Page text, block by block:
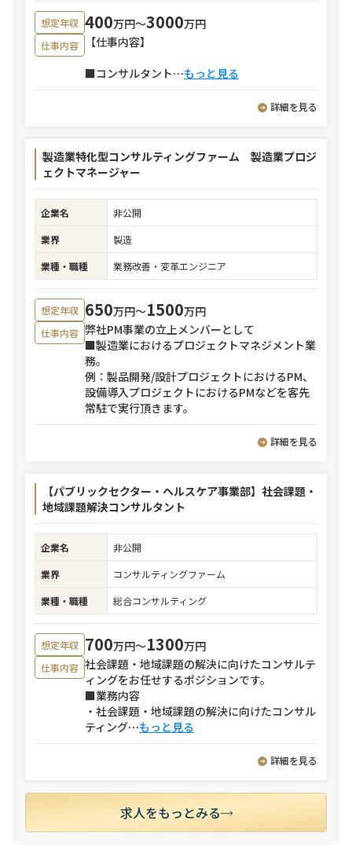
想定年収 400万円〜3000万円
仕事内容
【仕事内容】
■コンサルタント⋯もっと見る
詳細を見る
製造業特化型コンサルティングファーム 製造業プロジ
ェクトマネージャー
企業名
非公開
業界
製造
業種・職種
業務改善・変革エンジニア
想定年収 650万円〜1500万円
仕事内容 弊社PM事業の立上メンバーとして
■製造業におけるプロジェクトマネジメント業
務。
例：製品開発/設計プロジェクトにおけるPM、
設備導入プロジェクトにおけるPMなどを客先
常駐で実行頂きます。
詳細を見る
【パブリックセクター・ヘルスケア事業部】社会課題・
地域課題解決コンサルタント
企業名
非公開
業界
コンサルティングファーム
業種・職種
総合コンサルティング
想定年収 700万円〜1300万円
仕事内容 社会課題・地域課題の解決に向けたコンサルテ
ィングをお任せするポジションです。
■業務内容
・社会課題・地域課題の解決に向けたコンサル
ティング⋯もっと見る
詳細を見る
求人をもっとみる